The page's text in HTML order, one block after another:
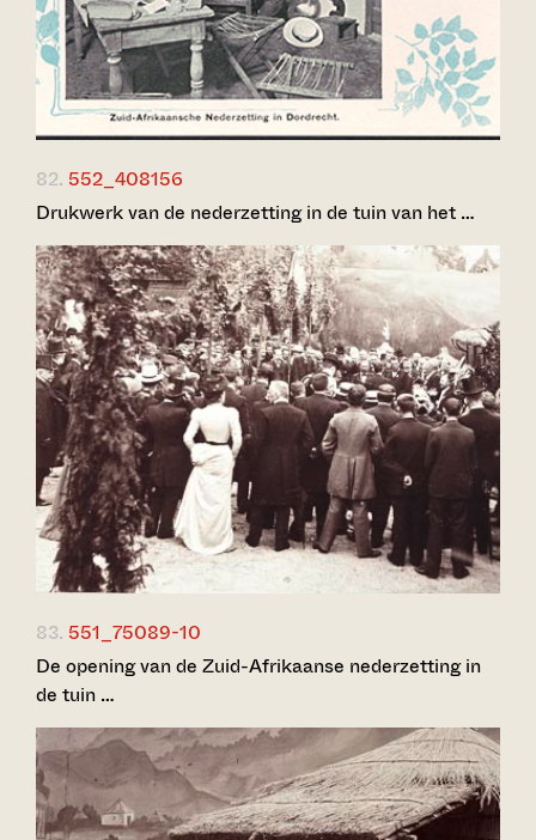
82. 552_408156
Drukwerk van de nederzetting in de tuin van het …
83. 551_75089-10
De opening van de Zuid-Afrikaanse nederzetting in
de tuin …